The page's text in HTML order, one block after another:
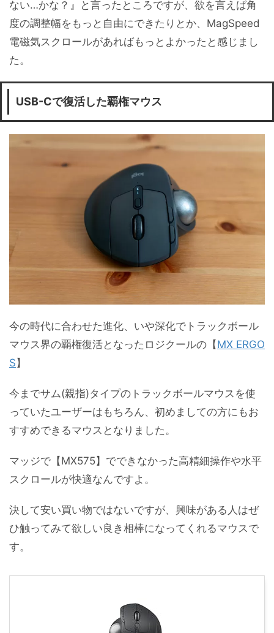
ない…かな？』と言ったところですが、欲を言えば角
度の調整幅をもっと自由にできたりとか、MagSpeed
電磁気スクロールがあればもっとよかったと感じまし
た。
USB-Cで復活した覇権マウス
今の時代に合わせた進化、いや深化でトラックボール
マウス界の覇権復活となったロジクールの【 MX ERGO
S 】
今までサム(親指)タイプのトラックボールマウスを使
っていたユーザーはもちろん、初めましての方にもお
すすめできるマウスとなりました。
マッジで【MX575】でできなかった高精細操作や水平
スクロールが快適なんですよ。
決して安い買い物ではないですが、興味がある人はぜ
ひ触ってみて欲しい良き相棒になってくれるマウスで
す。